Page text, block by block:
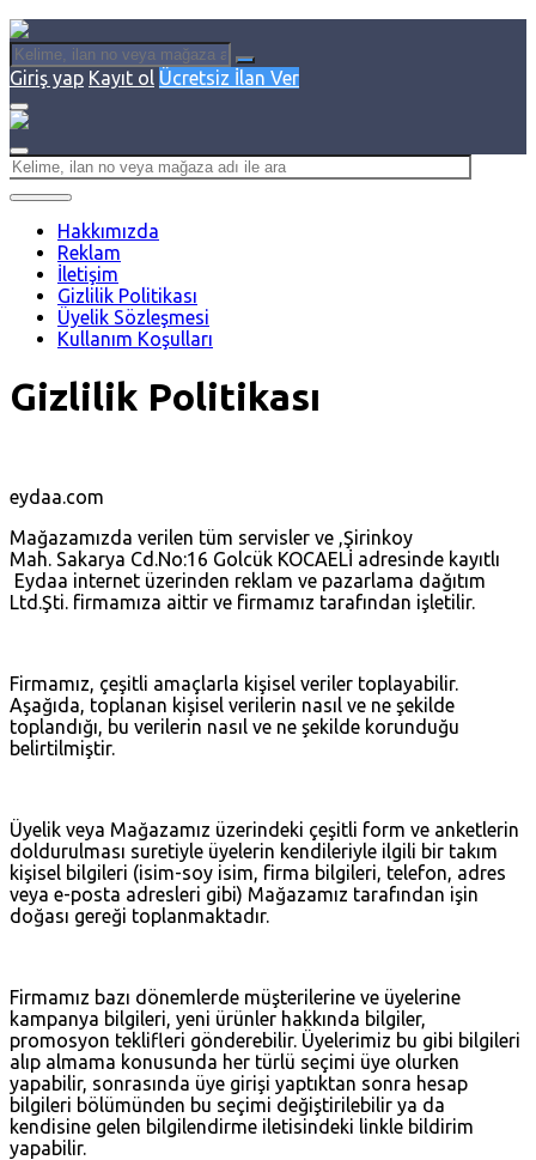
Giriş yap Kayıt ol Ücretsiz İlan Ver
Hakkımızda
Reklam
İletişim
Gizlilik Politikası
Üyelik Sözleşmesi
Kullanım Koşulları
Gizlilik Politikası
eydaa.com
Mağazamızda verilen tüm servisler ve ,Şirinkoy
Mah. Sakarya Cd.No:16 Golcük KOCAELİ adresinde kayıtlı
Eydaa internet üzerinden reklam ve pazarlama dağıtım
Ltd.Şti. firmamıza aittir ve firmamız tarafından işletilir.
Firmamız, çeşitli amaçlarla kişisel veriler toplayabilir.
Aşağıda, toplanan kişisel verilerin nasıl ve ne şekilde
toplandığı, bu verilerin nasıl ve ne şekilde korunduğu
belirtilmiştir.
Üyelik veya Mağazamız üzerindeki çeşitli form ve anketlerin
doldurulması suretiyle üyelerin kendileriyle ilgili bir takım
kişisel bilgileri (isim-soy isim, firma bilgileri, telefon, adres
veya e-posta adresleri gibi) Mağazamız tarafından işin
doğası gereği toplanmaktadır.
Firmamız bazı dönemlerde müşterilerine ve üyelerine
kampanya bilgileri, yeni ürünler hakkında bilgiler,
promosyon teklifleri gönderebilir. Üyelerimiz bu gibi bilgileri
alıp almama konusunda her türlü seçimi üye olurken
yapabilir, sonrasında üye girişi yaptıktan sonra hesap
bilgileri bölümünden bu seçimi değiştirilebilir ya da
kendisine gelen bilgilendirme iletisindeki linkle bildirim
yapabilir.